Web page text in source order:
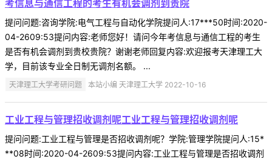
考信息与通信工程的考生有机会调剂到贵院
提问问题:咨询学院:电气工程与自动化学院提问人:17***50时间:2020-
04-2609:53提问内容:老师您好！请问今年考信息与通信工程的考生
是否有机会调剂到贵校贵院？谢谢老师回复内容:欢迎报考天津理工大
学，目前该专业全日制无调剂名额。 ...
天津理工大学考研问题 本站小编 天津理工大学 2022-10-16
工业工程与管理招收调剂呢工业工程与管理招收调剂呢
提问问题:工业工程与管理是否招收调剂呢？学院:管理学院提问人:15*
**08时间:2020-04-2609:53提问内容:工业工程与管理是否招收调剂